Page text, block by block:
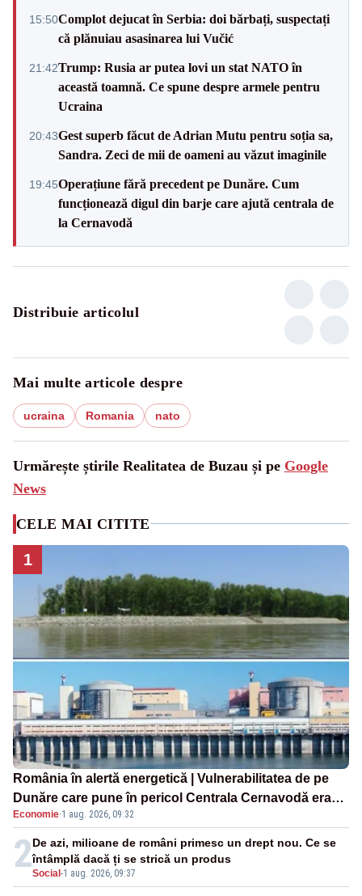
15:50Complot dejucat în Serbia: doi bărbați, suspectați
că plănuiau asasinarea lui Vučić
21:42Trump: Rusia ar putea lovi un stat NATO în
această toamnă. Ce spune despre armele pentru
Ucraina
20:43Gest superb făcut de Adrian Mutu pentru soția sa,
Sandra. Zeci de mii de oameni au văzut imaginile
19:45Operațiune fără precedent pe Dunăre. Cum
funcționează digul din barje care ajută centrala de
la Cernavodă
Distribuie articolul
Mai multe articole despre
ucraina Romania nato
Urmărește știrile Realitatea de Buzau și pe Google
News
CELE MAI CITITE
1
România în alertă energetică | Vulnerabilitatea de pe
Dunăre care pune în pericol Centrala Cernavodă era
cunoscută de pe vremea lui Ceaușescu
Economie·1 aug. 2026, 09:32
2Social -1 aug. 2026, 09:37
De azi, milioane de români primesc un drept nou. Ce se
întâmplă dacă ți se strică un produs